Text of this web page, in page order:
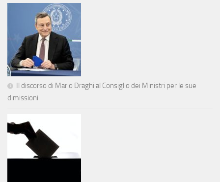
Il discorso di Mario Draghi al Consiglio dei Ministri per le sue
dimissioni